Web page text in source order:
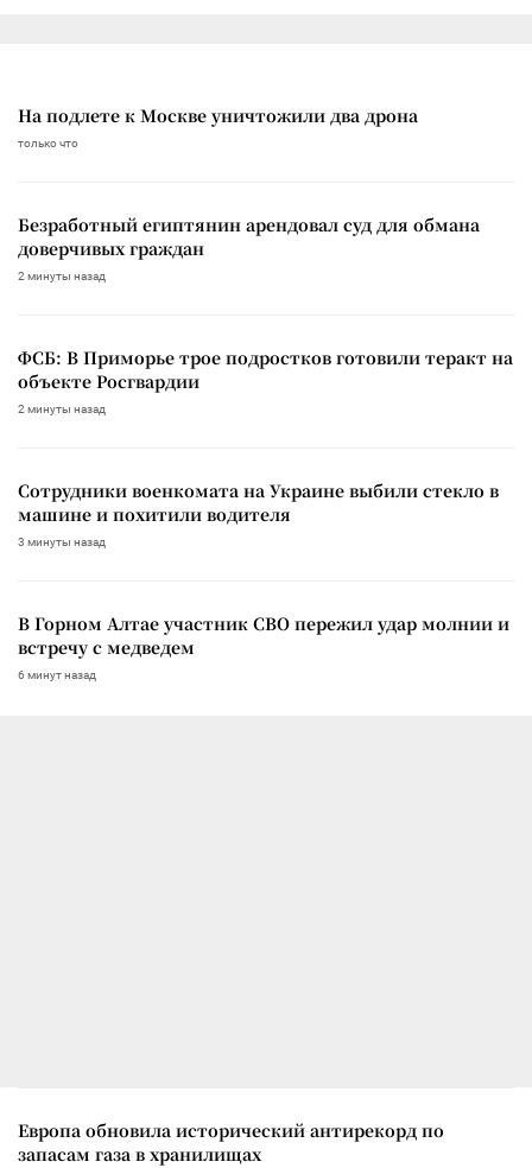
На подлете к Москве уничтожили два дрона
только что
Безработный египтянин арендовал суд для обмана
доверчивых граждан
2 минуты назад
ФСБ: В Приморье трое подростков готовили теракт на
объекте Росгвардии
2 минуты назад
Сотрудники военкомата на Украине выбили стекло в
машине и похитили водителя
3 минуты назад
В Горном Алтае участник СВО пережил удар молнии и
встречу с медведем
6 минут назад
Европа обновила исторический антирекорд по
запасам газа в хранилищах